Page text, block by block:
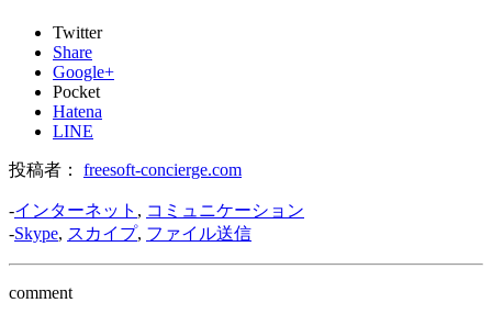
Twitter
Share
Google+
Pocket
Hatena
LINE
投稿者： freesoft-concierge.com
-インターネット , コミュニケーション
-Skype, スカイプ, ファイル送信
comment